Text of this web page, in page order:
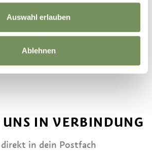
Auswahl erlauben
Ablehnen
IN VERBINDUNG
in dein Postfach